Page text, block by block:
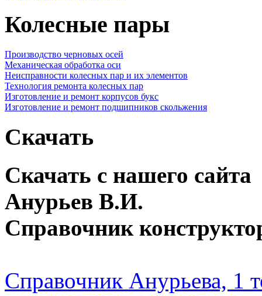
Колесные пары
Производство черновых осей
Механическая обработка оси
Неисправности колесных пар и их элементов
Технология ремонта колесных пар
Изготовление и ремонт корпусов букс
Изготовление и ремонт подшипников скольжения
Скачать
Скачать с нашего сайта
Анурьев В.И.
Справочник
Справочник Анурьева, 1